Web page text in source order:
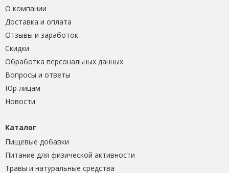
О компании
Доставка и оплата
Отзывы и заработок
Скидки
Обработка персональных данных
Вопросы и ответы
Юр лицам
Новости
Каталог
Пищевые добавки
Питание для физической активности
Травы и натуральные средства